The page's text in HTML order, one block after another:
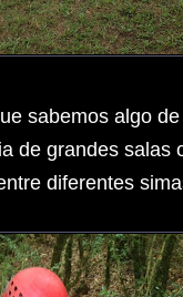
sabemos algo
de grandes
diferentes